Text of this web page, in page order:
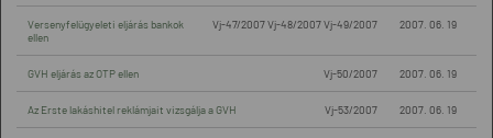
2007. 06. 19
Versenyfelügyeleti eljárás bankok
ellen
Vj-47/2007 Vj-48/2007 Vj-49/2007
2007. 06. 19
GVH eljárás az OTP ellen Vj-50/2007
2007. 06. 19
Az Erste lakáshitel reklámjait vizsgálja a GVH Vj-53/2007